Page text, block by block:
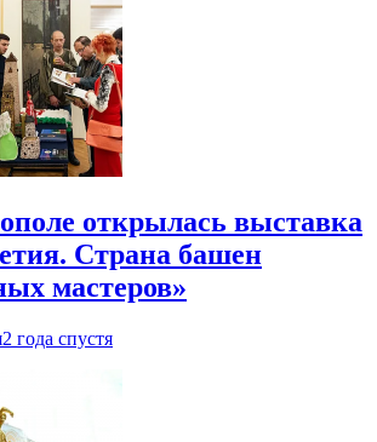
открылась выставка
Страна башен
мастеров»
2 года спустя